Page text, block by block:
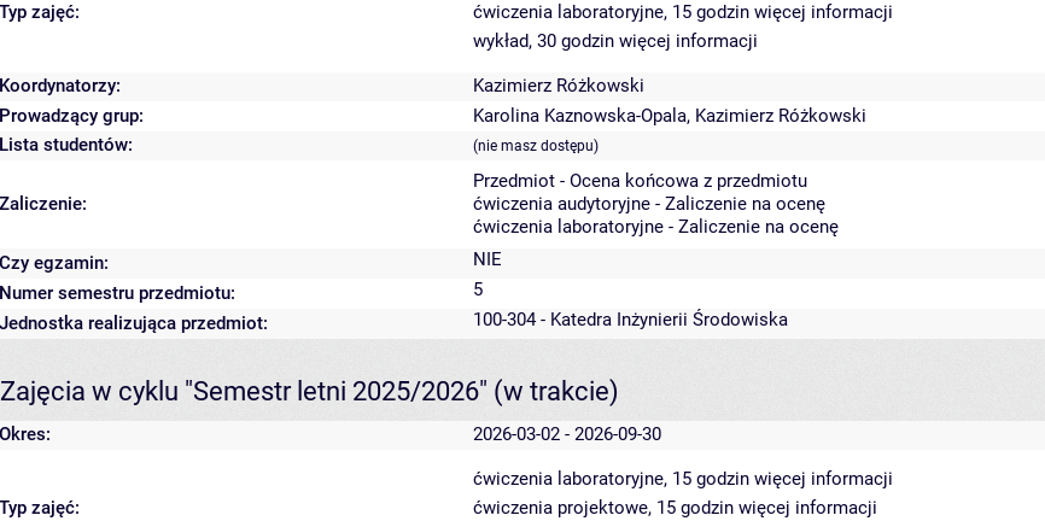
Typ zajęć:
ćwiczenia laboratoryjne, 15 godzin więcej informacji
wykład, 30 godzin więcej informacji
Koordynatorzy:
Kazimierz Różkowski
Prowadzący grup:
Karolina Kaznowska-Opala, Kazimierz Różkowski
Lista studentów:
(nie masz dostępu)
Zaliczenie:
Przedmiot - Ocena końcowa z przedmiotu
ćwiczenia audytoryjne - Zaliczenie na ocenę
ćwiczenia laboratoryjne - Zaliczenie na ocenę
Czy egzamin:
NIE
Numer semestru przedmiotu:
5
Jednostka realizująca przedmiot:
100-304 - Katedra Inżynierii Środowiska
Zajęcia w cyklu "Semestr letni 2025/2026" (w trakcie)
Okres: 2026-03-02 - 2026-09-30
Typ zajęć:
ćwiczenia laboratoryjne, 15 godzin więcej informacji
ćwiczenia projektowe, 15 godzin więcej informacji